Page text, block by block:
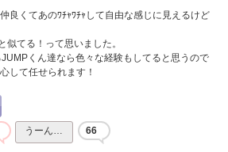
良くてあのﾜﾁｬﾜﾁｬして自由な感じに見えるけど
似てる！って思いました。
くん達なら色々な経験もしてると思うので
して任せられます！
うーん… 66